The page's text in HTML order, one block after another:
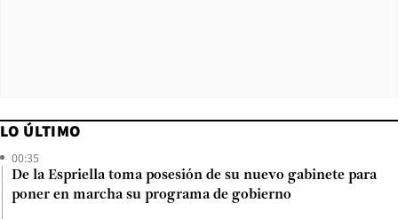
LO ÚLTIMO
00:35
De la Espriella toma posesión de su nuevo gabinete para
poner en marcha su programa de gobierno